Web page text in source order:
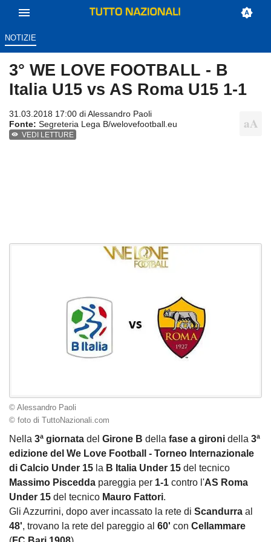
NOTIZIE
3° WE LOVE FOOTBALL - B
Italia U15 vs AS Roma U15 1-1
31.03.2018 17:00 diAlessandro Paoli
Fonte: Segreteria Lega B/welovefootball.eu
VEDI LETTURE
© Alessandro Paoli
© foto di TuttoNazionali.com
Nella 3ª giornata del Girone B della fase a gironi della 3ª
edizione del We Love Football - Torneo Internazionale
di Calcio Under 15 la B Italia Under 15 del tecnico
Massimo Piscedda pareggia per 1-1 contro l'AS Roma
Under 15 del tecnico Mauro Fattori.
Gli Azzurrini, dopo aver incassato la rete di Scandurra al
48', trovano la rete del pareggio al 60' con Cellammare